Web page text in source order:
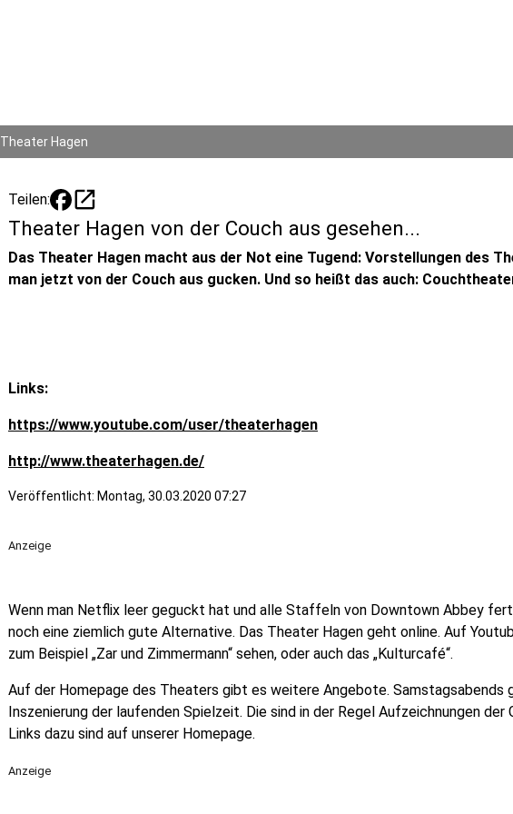
Theater Hagen
Teilen: open_in_new
Theater Hagen von der Couch aus gesehen...
Das Theater Hagen macht aus der Not eine Tugend: Vorstellungen des
man jetzt von der Couch aus gucken. Und so heißt das auch:
Links:
https://www.youtube.com/user/theaterhagen
http://www.theaterhagen.de/
Veröffentlicht: Montag, 30.03.2020 07:27
Anzeige
Wenn man Netflix leer geguckt hat und alle Staffeln von Downtown Abbey
noch eine ziemlich gute Alternative. Das Theater Hagen geht online. Auf
zum Beispiel „Zar und Zimmermann“ sehen, oder auch das „Kulturcafé“.
Auf der Homepage des Theaters gibt es weitere Angebote. Samstagsabends
Inszenierung der laufenden Spielzeit. Die sind in der Regel Aufzeichnungen der
Links dazu sind auf unserer Homepage.
Anzeige